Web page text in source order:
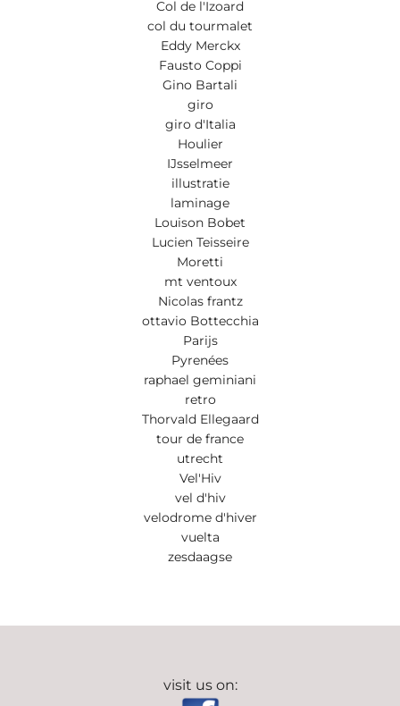
Col de l'Izoard
col du tourmalet
Eddy Merckx
Fausto Coppi
Gino Bartali
giro
giro d'Italia
Houlier
IJsselmeer
illustratie
laminage
Louison Bobet
Lucien Teisseire
Moretti
mt ventoux
Nicolas frantz
ottavio Bottecchia
Parijs
Pyrenées
raphael geminiani
retro
Thorvald Ellegaard
tour de france
utrecht
Vel'Hiv
vel d'hiv
velodrome d'hiver
vuelta
zesdaagse
visit us on: